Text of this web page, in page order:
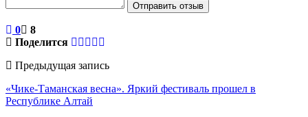
Отправить отзыв
0
8
Поделится
Предыдущая запись
«Чике-Таманская весна». Яркий фестиваль прошел в
Республике Алтай